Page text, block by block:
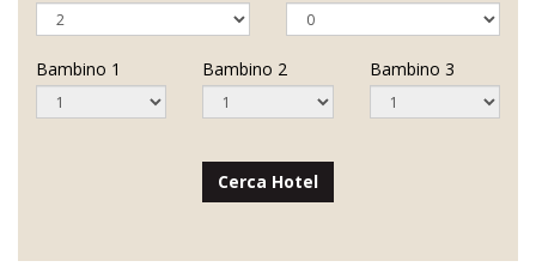
Bambino 1 Bambino 2 Bambino 3
Cerca Hotel